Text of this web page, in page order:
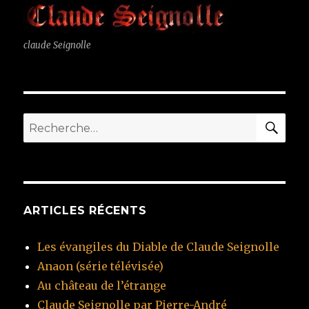
claude Seignolle
Recherche
pour
ARTICLES RÉCENTS
Les évangiles du Diable de Claude Seignolle
Anaon (série télévisée)
Au château de l’étrange
Claude Seignolle par Pierre-André